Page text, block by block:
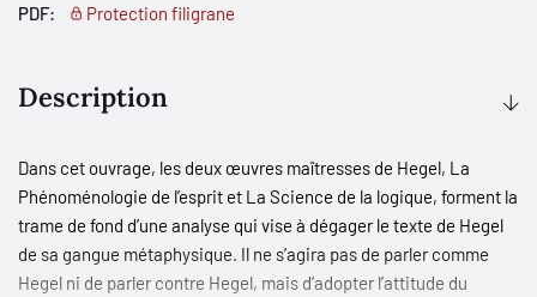
PDF: Protection filigrane
Description
Dans cet ouvrage, les deux œuvres maîtresses de Hegel, La
Phénoménologie de l’esprit et La Science de la logique, forment la
trame de fond d’une analyse qui vise à dégager le texte de Hegel
de sa gangue métaphysique. Il ne s’agira pas de parler comme
Hegel ni de parler contre Hegel, mais d’adopter l’attitude du